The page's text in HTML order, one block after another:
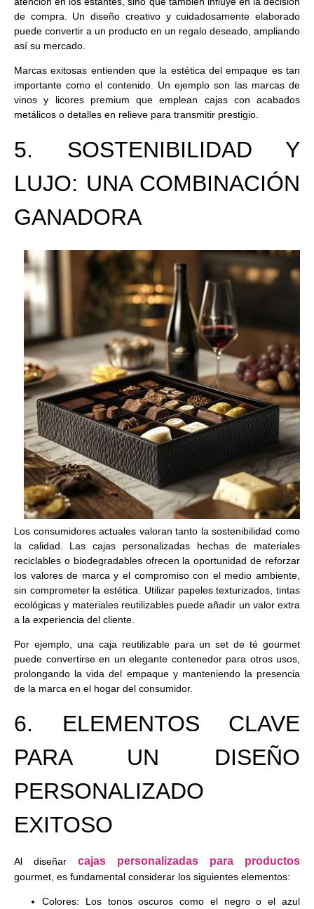
de compra. Un diseño creativo y cuidadosamente elaborado
puede convertir a un producto en un regalo deseado, ampliando
así su mercado.
Marcas exitosas entienden que la estética del empaque es tan
importante como el contenido. Un ejemplo son las marcas de
vinos y licores premium que emplean cajas con acabados
metálicos o detalles en relieve para transmitir prestigio.
5. SOSTENIBILIDAD Y
LUJO: UNA COMBINACIÓN
GANADORA
Los consumidores actuales valoran tanto la sostenibilidad como
la calidad. Las cajas personalizadas hechas de materiales
reciclables o biodegradables ofrecen la oportunidad de reforzar
los valores de marca y el compromiso con el medio ambiente,
sin comprometer la estética. Utilizar papeles texturizados, tintas
ecológicas y materiales reutilizables puede añadir un valor extra
a la experiencia del cliente.
Por ejemplo, una caja reutilizable para un set de té gourmet
puede convertirse en un elegante contenedor para otros usos,
prolongando la vida del empaque y manteniendo la presencia
de la marca en el hogar del consumidor.
6. ELEMENTOS CLAVE
PARA UN DISEÑO
PERSONALIZADO
EXITOSO
Al diseñar cajas personalizadas para productos
gourmet, es fundamental considerar los siguientes elementos:
Colores: Los tonos oscuros como el negro o el azul